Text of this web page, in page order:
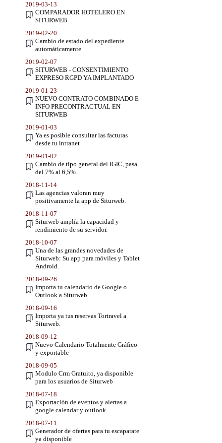
2019-03-13
COMPARADOR HOTELERO EN
SITURWEB
2019-02-20
Cambio de estado del expediente
automáticamente
2019-02-07
SITURWEB - CONSENTIMIENTO
EXPRESO RGPD YA IMPLANTADO
2019-01-23
NUEVO CONTRATO COMBINADO E
INFO PRECONTRACTUAL EN
SITURWEB
2019-01-03
Ya es posible consultar las facturas
desde tu intranet
2019-01-02
Cambio de tipo general del IGIC, pasa
del 7% al 6,5%
2018-11-14
Las agencias valoran muy
positivamente la app de Siturweb.
2018-11-07
Siturweb amplía la capacidad y
rendimiento de su servidor.
2018-10-07
Una de las grandes novedades de
Siturweb: Su app para móviles y Tablet
Android.
2018-09-26
Importa tu calendario de Google o
Outlook a Siturweb
2018-09-16
Importa ya tus reservas Tortravel a
Siturweb.
2018-09-12
Nuevo Calendario Totalmente Gráfico
y exportable
2018-09-05
Modulo Crm Gratuito, ya disponible
para los usuarios de Siturweb
2018-07-18
Exportación de eventos y alertas a
google calendar y outlook
2018-07-11
Generador de ofertas para tu escaparate
ya disponible